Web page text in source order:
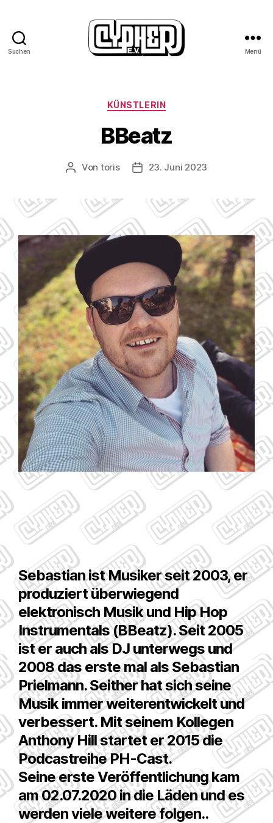
Suchen Menü
KÜNSTLERIN
BBeatz
Von toris 23. Juni 2023
Sebastian ist Musiker seit 2003, er
produziert überwiegend
elektronisch Musik und Hip Hop
Instrumentals (BBeatz). Seit 2005
ist er auch als DJ unterwegs und
2008 das erste mal als Sebastian
Prielmann. Seither hat sich seine
Musik immer weiterentwickelt und
verbessert. Mit seinem Kollegen
Anthony Hill startet er 2015 die
Podcastreihe PH-Cast.
Seine erste Veröffentlichung kam
am 02.07.2020 in die Läden und es
werden viele weitere folgen..